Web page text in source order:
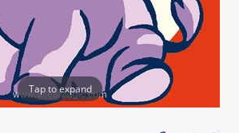
Tap to expand